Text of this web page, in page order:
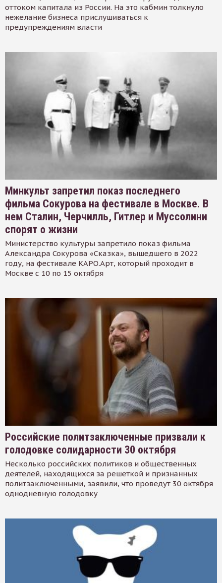
оттоком капитала из России. На это кабмин толкнуло
нежелание бизнеса прислушиваться к
предупреждениям власти
Минкульт запретил показ последнего
фильма Сокурова на фестивале в Москве. В
нем Сталин, Черчилль, Гитлер и Муссолини
спорят о жизни
Министерство культуры запретило показ фильма
Александра Сокурова «Сказка», вышедшего в 2022
году, на фестивале КАРО.Арт, который проходит в
Москве с 10 по 15 октября
Российские политзаключенные призвали к
голодовке солидарности 30 октября
Несколько российских политиков и общественных
деятелей, находящихся за решеткой и признанных
политзаключенными, заявили, что проведут 30 октября
однодневную голодовку